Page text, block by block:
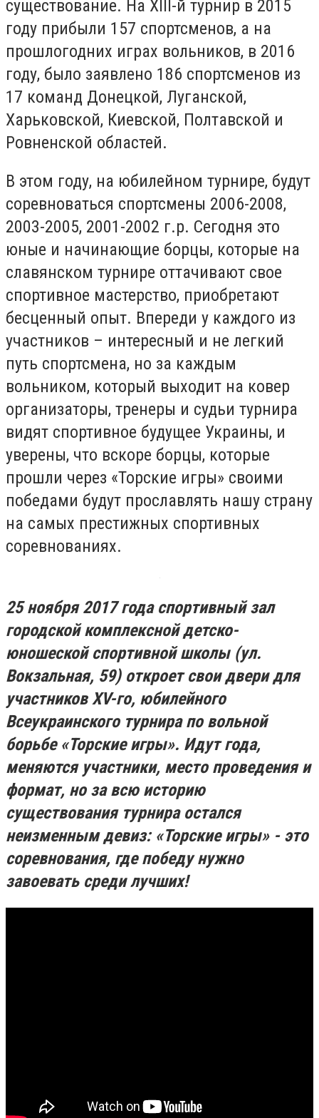
существование. На ХІІІ-й турнир в 2015
году прибыли 157 спортсменов, а на
прошлогодних играх вольников, в 2016
году, было заявлено 186 спортсменов из
17 команд Донецкой, Луганской,
Харьковской, Киевской, Полтавской и
Ровненской областей.
В этом году, на юбилейном турнире, будут
соревноваться спортсмены 2006-2008,
2003-2005, 2001-2002 г.р. Сегодня это
юные и начинающие борцы, которые на
славянском турнире оттачивают свое
спортивное мастерство, приобретают
бесценный опыт. Впереди у каждого из
участников – интересный и не легкий
путь спортсмена, но за каждым
вольником, который выходит на ковер
организаторы, тренеры и судьи турнира
видят спортивное будущее Украины, и
уверены, что вскоре борцы, которые
прошли через «Торские игры» своими
победами будут прославлять нашу страну
на самых престижных спортивных
соревнованиях.
25 ноября 2017 года спортивный зал
городской комплексной детско-
юношеской спортивной школы (ул.
Вокзальная, 59) откроет свои двери для
участников XV-го, юбилейного
Всеукраинского турнира по вольной
борьбе «Торские игры». Идут года,
меняются участники, место проведения и
формат, но за всю историю
существования турнира остался
неизменным девиз: «Торские игры» - это
соревнования, где победу нужно
завоевать среди лучших!